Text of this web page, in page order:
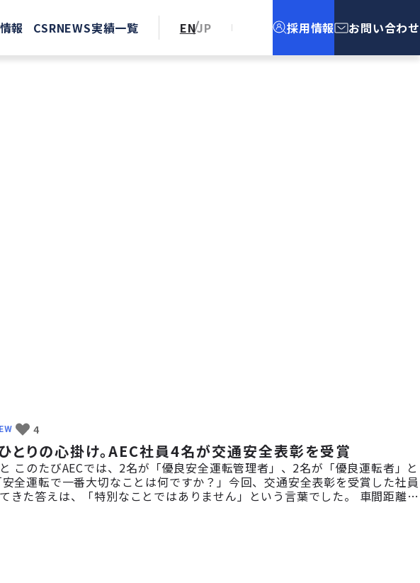
報 CSRNEWS実績一覧 ENJP 採用情報 お問い合わせ
4
とりの心掛け。AEC社員4名が交通安全表彰を受賞
このたびAECでは、2名が「優良安全運転管理者」、2名が「優良運転者」と
全運転で一番大切なことは何ですか？」今回、交通安全表彰を受賞した社員
きた答えは、「特別なことではありません」という言葉でした。 車間距離を